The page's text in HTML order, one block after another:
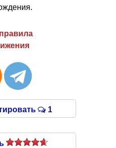
правила
1